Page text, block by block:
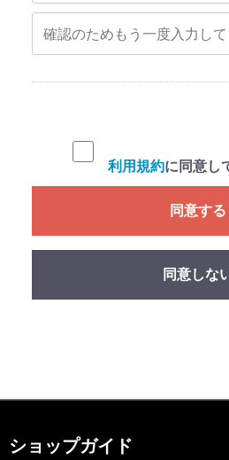
利用規約に同意し
同意する
同意しな
ショップガイド